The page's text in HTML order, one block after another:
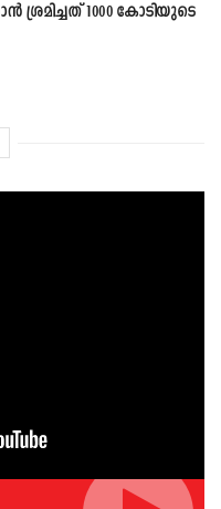
1000 കോടിയുടെ